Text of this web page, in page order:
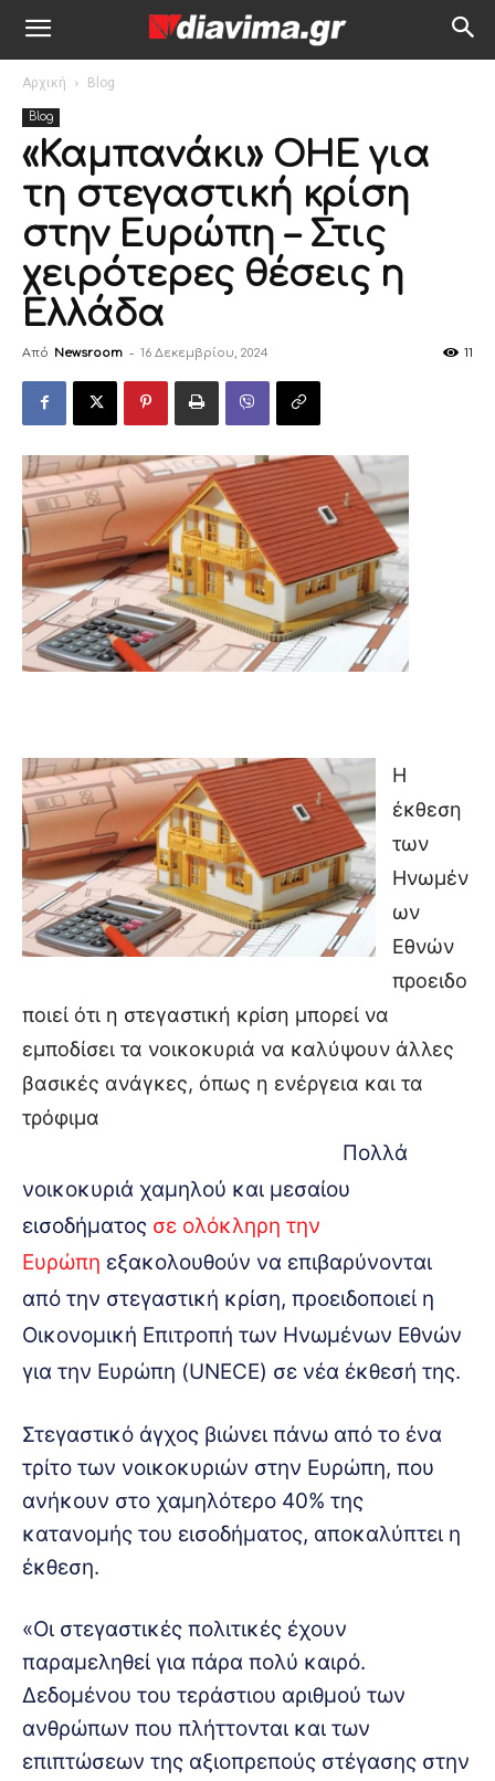
Αρχική Blog
Blog
«Καμπανάκι» ΟΗΕ για
τη στεγαστική κρίση
στην Ευρώπη – Στις
χειρότερες θέσεις η
Ελλάδα
Από Newsroom - 16 Δεκεμβρίου, 2024 11
Η
έκθεση
των
Ηνωμέν
ων
Εθνών
προειδο
ποιεί ότι η στεγαστική κρίση μπορεί να
εμποδίσει τα νοικοκυριά να καλύψουν άλλες
βασικές ανάγκες, όπως η ενέργεια και τα
τρόφιμα
Πολλά
νοικοκυριά χαμηλού και μεσαίου
εισοδήματος σε ολόκληρη την
Ευρώπη εξακολουθούν να επιβαρύνονται
από την στεγαστική κρίση, προειδοποιεί η
Οικονομική Επιτροπή των Ηνωμένων Εθνών
για την Ευρώπη (UNECE) σε νέα έκθεσή της.
Στεγαστικό άγχος βιώνει πάνω από το ένα
τρίτο των νοικοκυριών στην Ευρώπη, που
ανήκουν στο χαμηλότερο 40% της
κατανομής του εισοδήματος, αποκαλύπτει η
έκθεση.
«Οι στεγαστικές πολιτικές έχουν
παραμεληθεί για πάρα πολύ καιρό.
Δεδομένου του τεράστιου αριθμού των
ανθρώπων που πλήττονται και των
επιπτώσεων της αξιοπρεπούς στέγασης στην